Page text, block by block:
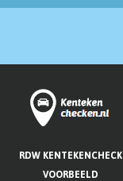
RDW KENTEKENCHECK
VOORBEELD